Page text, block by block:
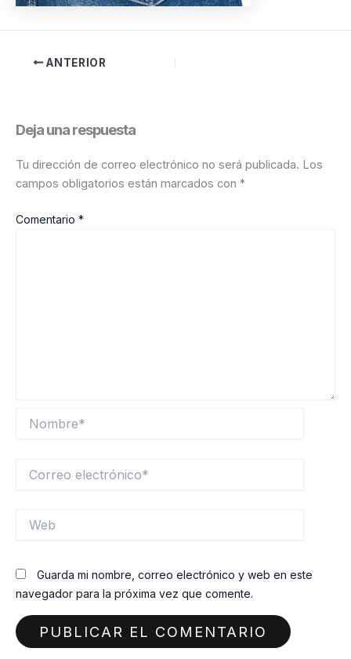
ANTERIOR
Deja una respuesta
Tu dirección de correo electrónico no será publicada. Los
campos obligatorios están marcados con *
Comentario *
electrónico*
Guarda mi nombre, correo electrónico y web en este
navegador para la próxima vez que comente.